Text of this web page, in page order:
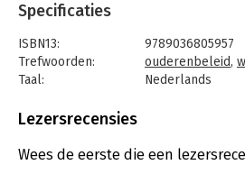
niet, want de onderlinge verschillen
Ouderen en welzijn van nu behandelt
met speciale aandacht voor
(netwerk, mantelzorg), zelfstandig
successfull ageing, de
Specificaties
ISBN13:
9789036805957
Trefwoorden:
ouderenbeleid,
Taal:
Nederlands
Aantal pagina's:
Druk:
1
Lezersrecensies
Wees de eerste die een